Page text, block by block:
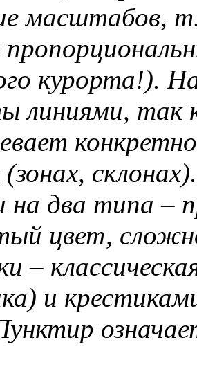
масштабов,
курорта!).
линиями, так
(зонах,
на два типа
цвет,
–
и